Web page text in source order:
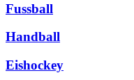
Fussball
Handball
Eishockey